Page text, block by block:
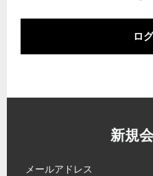
ロ
新規
メールアドレス